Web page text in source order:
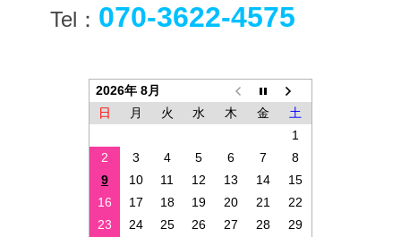
Tel： 070-3622-4575
2026年 8月
日
月 火 水 木 金
土
1
2
3 4 5 6 7
8
9
10 11 12 13 14
15
16
17 18 19 20 21
22
23
24 25 26 27 28
29